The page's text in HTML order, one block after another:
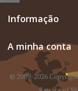
Informação
A minha conta
© 2009-2026